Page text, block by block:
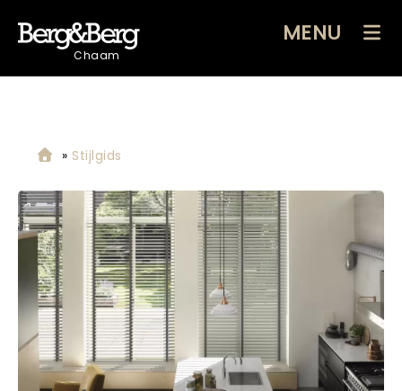
Chaam
MENU
» Stijlgids